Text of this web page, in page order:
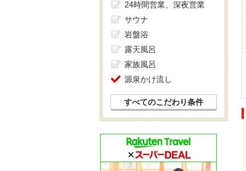
24時間営業、深夜営業
サウナ
岩盤浴
露天風呂
家族風呂
源泉かけ流し
すべてのこだわり条件